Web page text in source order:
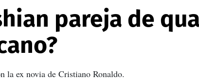
pareja de
la ex novia de Cristiano Ronaldo.